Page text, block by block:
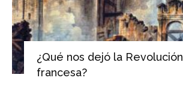
¿Qué nos dejó la Revolución
francesa?